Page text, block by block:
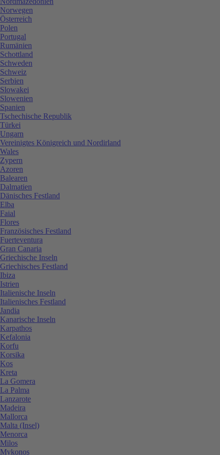
Norwegen
Österreich
Polen
Portugal
Rumänien
Schottland
Schweden
Schweiz
Serbien
Slowakei
Slowenien
Spanien
Tschechische Republik
Türkei
Ungarn
Vereinigtes Königreich und Nordirland
Wales
Zypern
Azoren
Balearen
Dalmatien
Dänisches Festland
Elba
Faial
Flores
Französisches Festland
Fuerteventura
Gran Canaria
Griechische Inseln
Griechisches Festland
Ibiza
Istrien
Italienische Inseln
Italienisches Festland
Jandia
Kanarische Inseln
Karpathos
Kefalonia
Korfu
Korsika
Kos
Kreta
La Gomera
La Palma
Lanzarote
Madeira
Mallorca
Malta (Insel)
Menorca
Milos
Mykonos